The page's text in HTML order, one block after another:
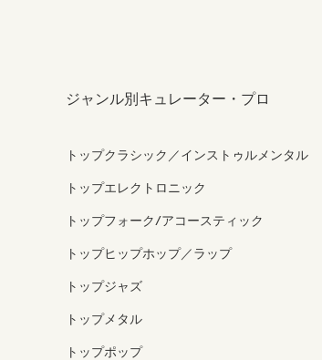
ジャンル別キュレーター・プロ
トップクラシック／インストゥルメンタル
トップエレクトロニック
トップフォーク/アコースティック
トップヒップホップ／ラップ
トップジャズ
トップメタル
トップポップ